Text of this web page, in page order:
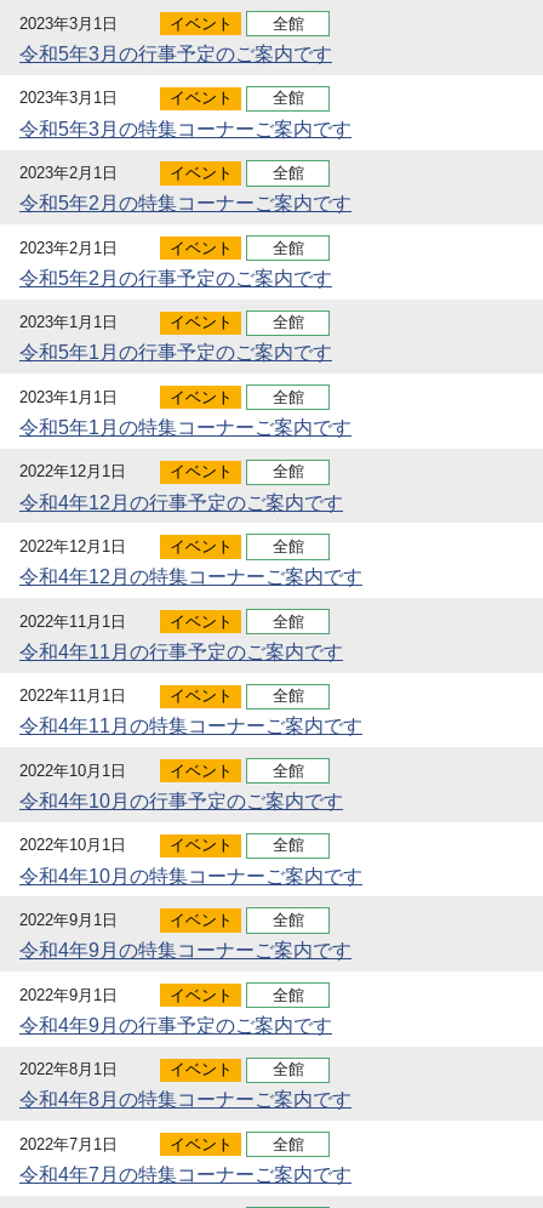
2023年3月1日 イベント 全館
令和5年3月の行事予定のご案内です
2023年3月1日 イベント 全館
令和5年3月の特集コーナーご案内です
2023年2月1日 イベント 全館
令和5年2月の特集コーナーご案内です
2023年2月1日 イベント 全館
令和5年2月の行事予定のご案内です
2023年1月1日 イベント 全館
令和5年1月の行事予定のご案内です
2023年1月1日 イベント 全館
令和5年1月の特集コーナーご案内です
2022年12月1日 イベント 全館
令和4年12月の行事予定のご案内です
2022年12月1日 イベント 全館
令和4年12月の特集コーナーご案内です
2022年11月1日 イベント 全館
令和4年11月の行事予定のご案内です
2022年11月1日 イベント 全館
令和4年11月の特集コーナーご案内です
2022年10月1日 イベント 全館
令和4年10月の行事予定のご案内です
2022年10月1日 イベント 全館
令和4年10月の特集コーナーご案内です
2022年9月1日 イベント 全館
令和4年9月の特集コーナーご案内です
2022年9月1日 イベント 全館
令和4年9月の行事予定のご案内です
2022年8月1日 イベント 全館
令和4年8月の特集コーナーご案内です
2022年7月1日 イベント 全館
令和4年7月の特集コーナーご案内です